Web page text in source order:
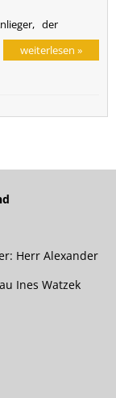
der
weiterlesen »
Herr Alexander
Ines Watzek